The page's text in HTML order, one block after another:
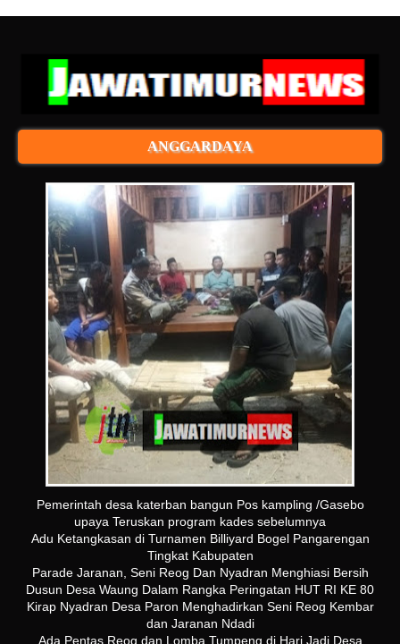
ANGGARDAYA
Pemerintah desa katerban bangun Pos kampling /Gasebo
upaya Teruskan program kades sebelumnya
Adu Ketangkasan di Turnamen Billiyard Bogel Pangarengan
Tingkat Kabupaten
Parade Jaranan, Seni Reog Dan Nyadran Menghiasi Bersih
Dusun Desa Waung Dalam Rangka Peringatan HUT RI KE 80
Kirap Nyadran Desa Paron Menghadirkan Seni Reog Kembar
dan Jaranan Ndadi
Ada Pentas Reog dan Lomba Tumpeng di Hari Jadi Desa